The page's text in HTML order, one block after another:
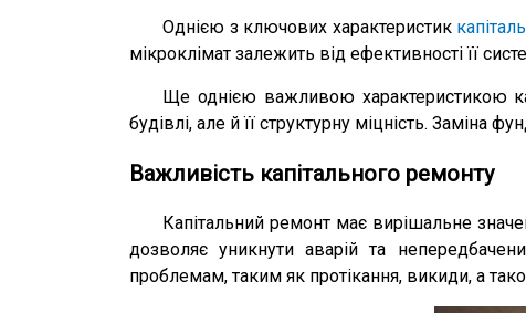
Однією з ключових характеристик
мікроклімат залежить від ефективності її
Ще однією важливою характеристикою
будівлі, але й її структурну міцність. Заміна
Важливість капітального ремонту
Капітальний ремонт має вирішальне
дозволяє уникнути аварій та
проблемам, таким як протікання, викиди, а